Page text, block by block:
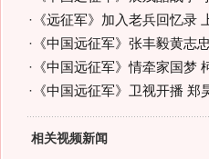
· 《远征军》加入老兵回忆录
· 《中国远征军》张丰毅黄志
· 《中国远征军》情牵家国梦
· 《中国远征军》卫视开播 郑
相关视频新闻